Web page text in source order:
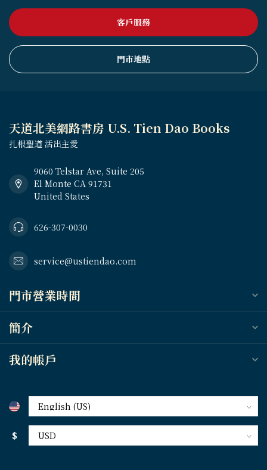
客戶服務
門市地點
天道北美網路書房 U.S. Tien Dao Books
扎根聖道 活出主愛
9060 Telstar Ave, Suite 205
El Monte CA 91731
United States
626-307-0030
service@ustiendao.com
門市營業時間
簡介
我的帳戶
$